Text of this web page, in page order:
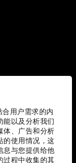
用户需求的内
能以及分析我们
体、广告和分析
的使用情况，这
息与您提供给他
过程中收集的其